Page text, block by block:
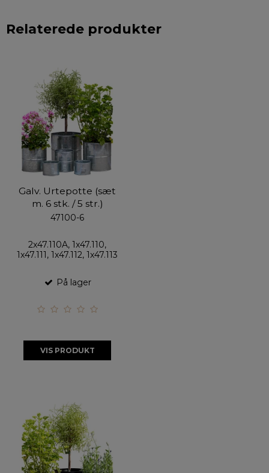
Relaterede produkter
Galv. Urtepotte (sæt
m. 6 stk. / 5 str.)
47100-6
2x47.110A, 1x47.110,
1x47.111, 1x47.112, 1x47.113
På lager
VIS PRODUKT